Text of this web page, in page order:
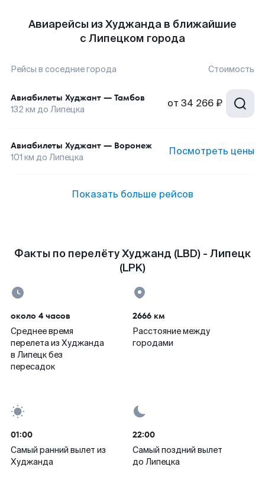
Авиарейсы из Худжанда в ближайшие
с Липецком города
Рейсы в соседние города Стоимость
Авиабилеты Худжант — Тамбов
132 км до Липецка от 34 266 ₽
Авиабилеты Худжант — Воронеж
101 км до Липецка Посмотреть цены
Показать больше рейсов
Факты по перелёту Худжанд (LBD) - Липецк
(LPK)
около 4 часов
Среднее время
перелета из Худжанда
в Липецк без
пересадок
2666 км
Расстояние между
городами
01:00
Самый ранний вылет из
Худжанда
22:00
Самый поздний вылет
до Липецка